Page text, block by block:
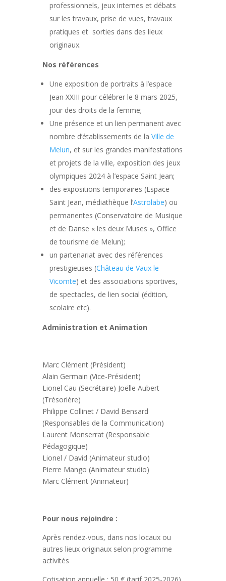
professionnels, jeux internes et débats
sur les travaux, prise de vues, travaux
pratiques et sorties dans des lieux
originaux.
Nos références
Une exposition de portraits à l’espace
Jean XXIII pour célébrer le 8 mars 2025,
jour des droits de la femme;
Une présence et un lien permanent avec
nombre d’établissements de la Ville de
Melun, et sur les grandes manifestations
et projets de la ville, exposition des jeux
olympiques 2024 à l’espace Saint Jean;
des expositions temporaires (Espace
Saint Jean, médiathèque l’Astrolabe) ou
permanentes (Conservatoire de Musique
et de Danse « les deux Muses », Office
de tourisme de Melun);
un partenariat avec des références
prestigieuses (Château de Vaux le
Vicomte) et des associations sportives,
de spectacles, de lien social (édition,
scolaire etc).
Administration et Animation
Marc Clément (Président)
Alain Germain (Vice-Président)
Lionel Cau (Secrétaire) Joëlle Aubert
(Trésorière)
Philippe Collinet / David Bensard
(Responsables de la Communication)
Laurent Monserrat (Responsable
Pédagogique)
Lionel / David (Animateur studio)
Pierre Mango (Animateur studio)
Marc Clément (Animateur)
Pour nous rejoindre :
Après rendez-vous, dans nos locaux ou
autres lieux originaux selon programme
activités